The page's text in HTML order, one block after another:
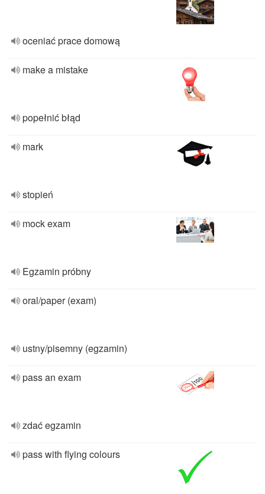
oceniać prace domową
make a mistake
popełnić błąd
mark
stopień
mock exam
Egzamin próbny
oral/paper (exam)
ustny/pisemny (egzamin)
pass an exam
zdać egzamin
pass with flying colours